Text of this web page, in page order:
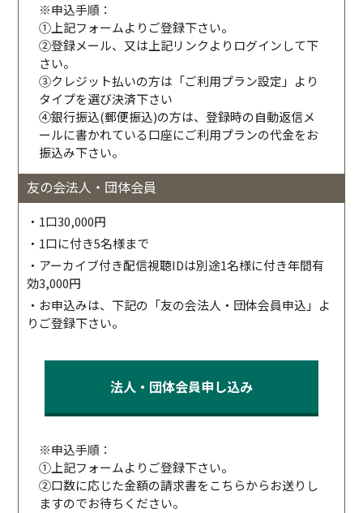
※申込手順：
①上記フォームよりご登録下さい。
②登録メール、又は上記リンクよりログインして下
さい。
③クレジット払いの方は「ご利用プラン設定」より
タイプを選び決済下さい
④銀行振込(郵便振込)の方は、登録時の自動返信メ
ールに書かれている口座にご利用プランの代金をお
振込み下さい。
友の会法人・団体会員
・1口30,000円
・1口に付き5名様まで
・アーカイブ付き配信視聴IDは別途1名様に付き年間有
効3,000円
・お申込みは、下記の「友の会法人・団体会員申込」よ
りご登録下さい。
法人・団体会員申し込み
※申込手順：
①上記フォームよりご登録下さい。
②口数に応じた金額の請求書をこちらからお送りし
ますのでお待ちください。